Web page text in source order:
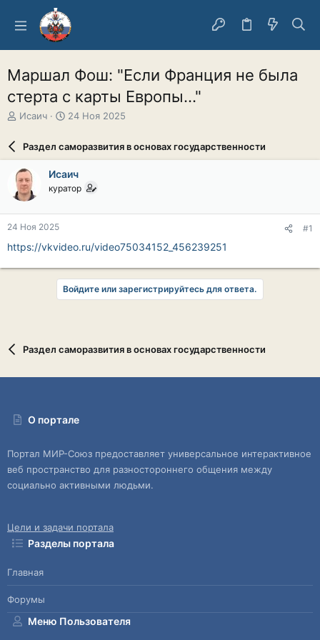
Маршал Фош: "Если Франция не была
стерта с карты Европы..."
А
о
р
т
е
м
ы
Исаич
Д
а
а
ч
л
24 Ноя 2025
Раздел саморазвития в основах государственности
Исаич
куратор
24 Ноя 2025 #1
https://vkvideo.ru/video75034152_456239251
Войдите или зарегистрируйтесь для ответа.
Раздел саморазвития в основах государственности
О портале
Портал МИР-Союз предоставляет универсальное интерактивное
веб пространство для разностороннего общения между
социально активными людьми.
Цели и задачи портала
Разделы портала
Главная
Форумы
Меню Пользователя